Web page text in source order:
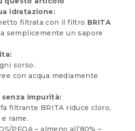
idratazione:
filtrata con il filtro BRITA
semplicemente un sapore
sorso.
con acqua mediamente
impurità:
filtrante BRITA riduce cloro,
rame.
PFOA – almeno all’80% –